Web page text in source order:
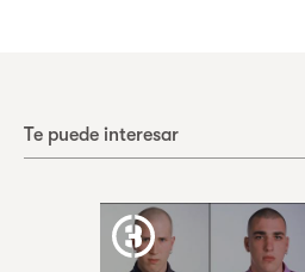
Te puede interesar